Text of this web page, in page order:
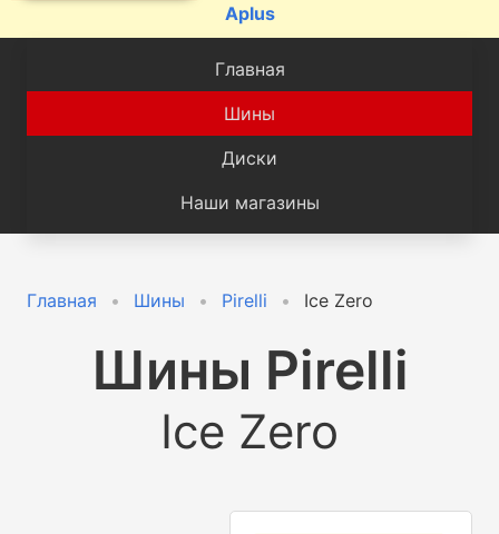
Aplus
Главная
Шины
Диски
Наши магазины
Главная Шины Pirelli Ice Zero
Шины Pirelli
Ice Zero